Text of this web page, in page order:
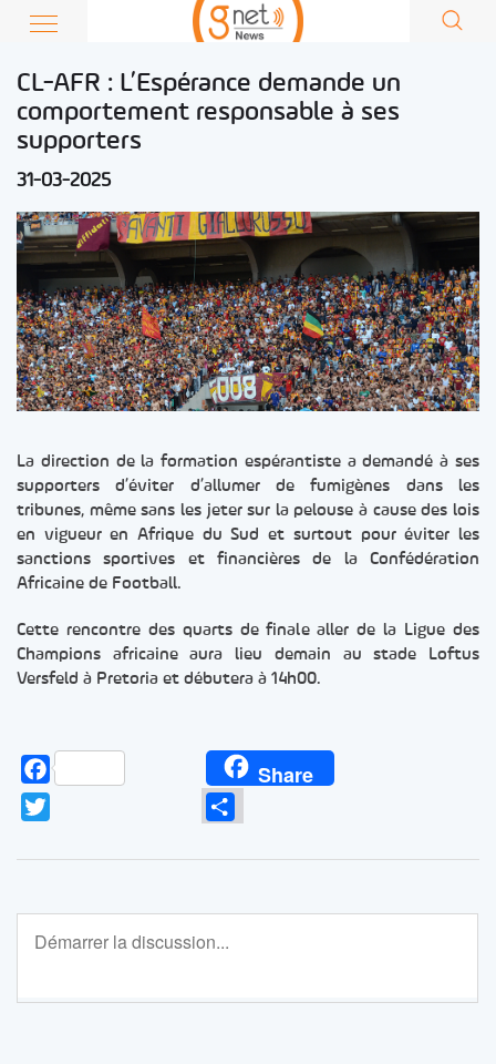
CL-AFR : L’Espérance demande un
comportement responsable à ses
supporters
31-03-2025
La direction de la formation espérantiste a demandé à ses
supporters d’éviter d’allumer de fumigènes dans les
tribunes, même sans les jeter sur la pelouse à cause des lois
en vigueur en Afrique du Sud et surtout pour éviter les
sanctions sportives et financières de la Confédération
Africaine de Football.
Cette rencontre des quarts de finale aller de la Ligue des
Champions africaine aura lieu demain au stade Loftus
Versfeld à Pretoria et débutera à 14h00.
Facebook Share
Partager